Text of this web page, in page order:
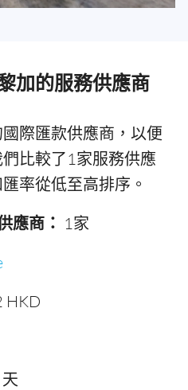
加的服務供應商
際匯款供應商，以便
比較了1家服務供應
率從低至高排序。
應商： 1家
HKD